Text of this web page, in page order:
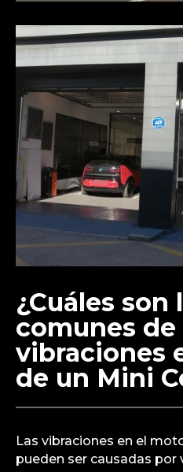
¿Cuáles son
comunes de
vibraciones
de un Mini
Las vibraciones en el
pueden ser causadas por